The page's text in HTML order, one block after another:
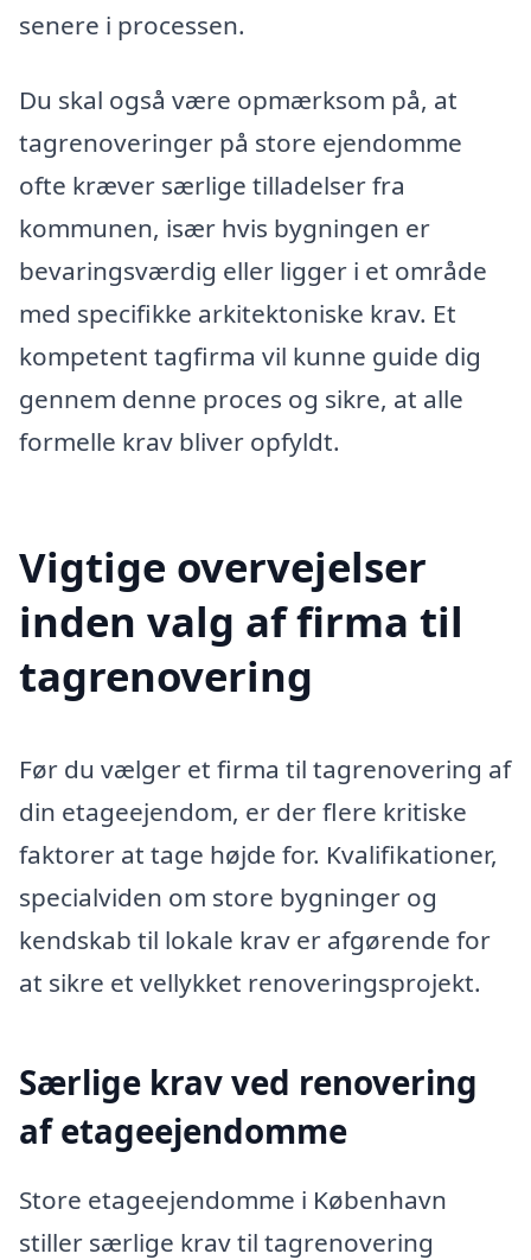
senere i processen.
Du skal også være opmærksom på, at
tagrenoveringer på store ejendomme
ofte kræver særlige tilladelser fra
kommunen, især hvis bygningen er
bevaringsværdig eller ligger i et område
med specifikke arkitektoniske krav. Et
kompetent tagfirma vil kunne guide dig
gennem denne proces og sikre, at alle
formelle krav bliver opfyldt.
Vigtige overvejelser
inden valg af firma til
tagrenovering
Før du vælger et firma til tagrenovering af
din etageejendom, er der flere kritiske
faktorer at tage højde for. Kvalifikationer,
specialviden om store bygninger og
kendskab til lokale krav er afgørende for
at sikre et vellykket renoveringsprojekt.
Særlige krav ved renovering
af etageejendomme
Store etageejendomme i København
stiller særlige krav til tagrenovering